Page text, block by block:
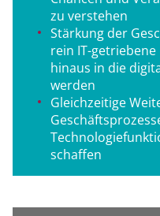
zu verstehen
Stärkung der
rein IT-
hinaus in die
werden
Gleichzeitige
schaffen